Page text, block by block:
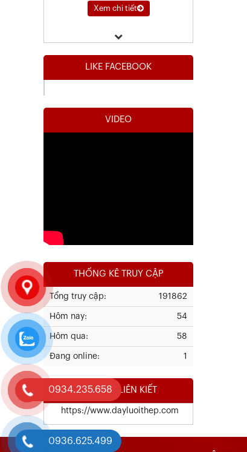
Xem chi tiết
Kết Quả Thử Nghiệm Lưới Tô Tường
Xem chi tiết
LIKE FACEBOOK
VIDEO
THỐNG KÊ TRUY CẬP
191862
Tổng truy cập:
54
Hôm nay:
58
Hôm qua:
1
Đang online:
WEBSITE LIÊN KIẾT
https://www.dayluoithep.com
0934.235.658
0936.625.499